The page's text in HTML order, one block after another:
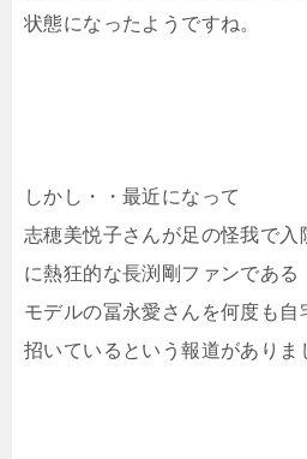
状態になったようですね。
しかし・・最近になって
志穂美悦子さんが足の怪我で入
に熱狂的な長渕剛ファンである
モデルの冨永愛さんを何度も自
招いているという報道がありま